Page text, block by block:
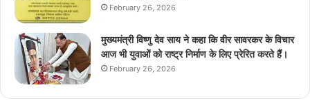
February 26, 2026
मुख्यमंत्री विष्णु देव साय ने कहा कि वीर सावरकर के विचार
आज भी युवाओं को राष्ट्र निर्माण के लिए प्रेरित करते हैं।
February 26, 2026